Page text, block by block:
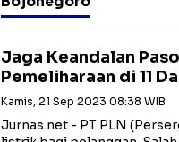
Jaga Keandalan
Pemeliharaan di 11
Kamis, 21 Sep 2023 08:38 WIB
Jurnas.net - PT PLN